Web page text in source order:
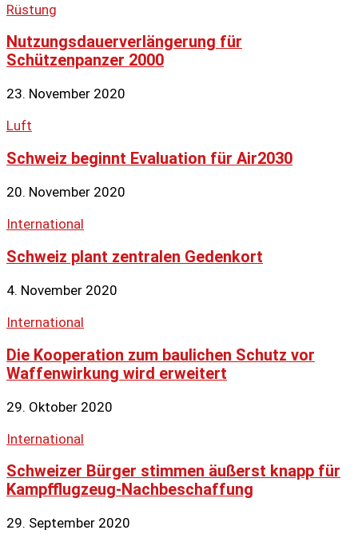
Rüstung
Nutzungsdauerverlängerung für
Schützenpanzer 2000
23. November 2020
Luft
Schweiz beginnt Evaluation für Air2030
20. November 2020
International
Schweiz plant zentralen Gedenkort
4. November 2020
International
Die Kooperation zum baulichen Schutz vor
Waffenwirkung wird erweitert
29. Oktober 2020
International
Schweizer Bürger stimmen äußerst knapp für
Kampfflugzeug-Nachbeschaffung
29. September 2020